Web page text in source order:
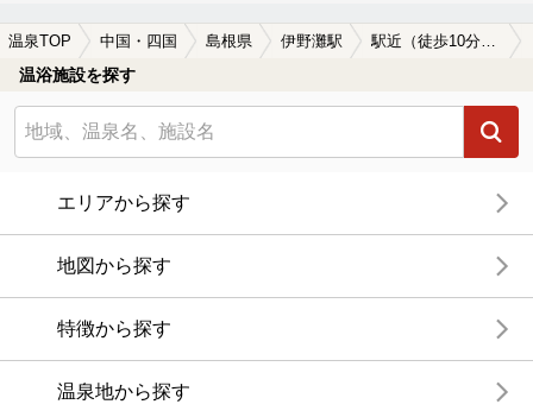
温泉TOP 中国・四国 島根県 伊野灘駅 駅近（徒歩10分以内）の伊野灘駅近くの温泉、日帰り温泉、スーパー銭湯おすすめ
温浴施設を探す
エリアから探す
地図から探す
特徴から探す
温泉地から探す